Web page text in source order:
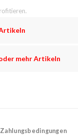
mehr Artikeln
Zahlungsbedingungen